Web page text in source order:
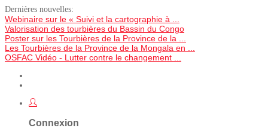
Dernières nouvelles:
Webinaire sur le « Suivi et la cartographie à ...
Valorisation des tourbières du Bassin du Congo
Poster sur les Tourbières de la Province de la ...
Les Tourbières de la Province de la Mongala en ...
OSFAC Vidéo - Lutter contre le changement ...
Connexion